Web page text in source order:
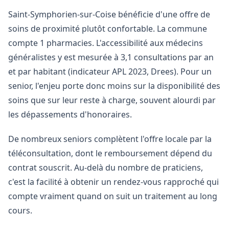
Saint-Symphorien-sur-Coise bénéficie d'une offre de
soins de proximité plutôt confortable. La commune
compte 1 pharmacies. L'accessibilité aux médecins
généralistes y est mesurée à 3,1 consultations par an
et par habitant (indicateur APL 2023, Drees). Pour un
senior, l'enjeu porte donc moins sur la disponibilité des
soins que sur leur reste à charge, souvent alourdi par
les dépassements d'honoraires.
De nombreux seniors complètent l'offre locale par la
téléconsultation, dont le remboursement dépend du
contrat souscrit. Au-delà du nombre de praticiens,
c'est la facilité à obtenir un rendez-vous rapproché qui
compte vraiment quand on suit un traitement au long
cours.